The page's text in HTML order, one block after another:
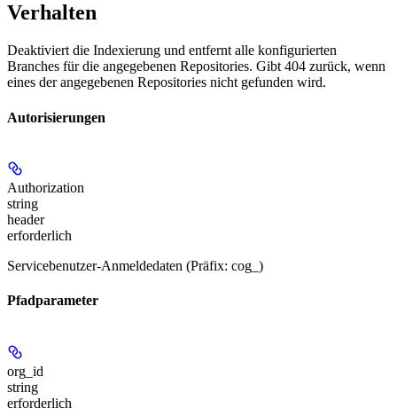
Verhalten
Deaktiviert die Indexierung und entfernt alle konfigurierten
Branches für die angegebenen Repositories. Gibt 404 zurück, wenn
eines der angegebenen Repositories nicht gefunden wird.
Autorisierungen
Authorization
string
header
erforderlich
Servicebenutzer-Anmeldedaten (Präfix: cog_)
Pfadparameter
org_id
string
erforderlich